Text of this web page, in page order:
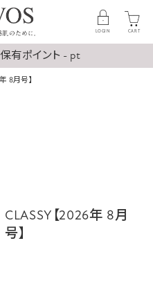
LOGIN CART
有ポイント - pt
8月号】
CLASSY【2026年 8月
号】